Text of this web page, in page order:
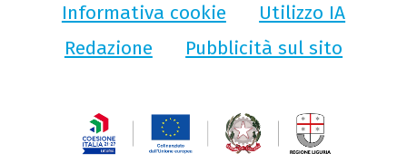
Informativa cookie
Utilizzo IA
Redazione
Pubblicità sul sito